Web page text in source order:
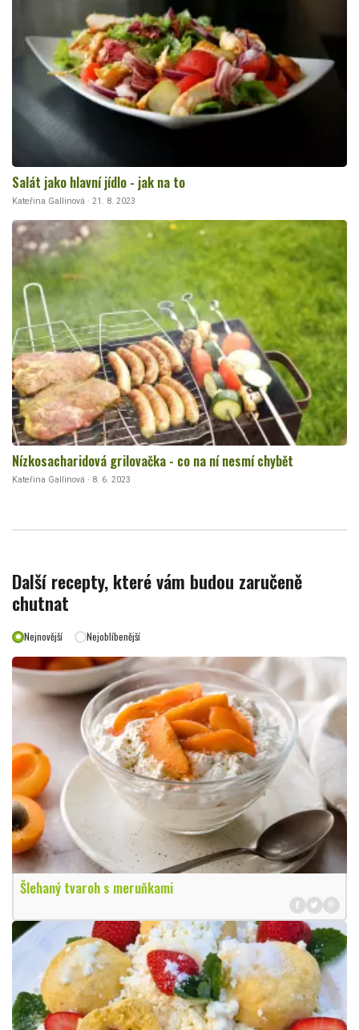
Salát jako hlavní jídlo - jak na to
Kateřina Gallinová · 21. 8. 2023
Nízkosacharidová grilovačka - co na ní nesmí chybět
Kateřina Gallinová · 8. 6. 2023
Další recepty, které vám budou zaručeně
chutnat
Nejnovější Nejoblíbenější
Šlehaný tvaroh s meruňkami